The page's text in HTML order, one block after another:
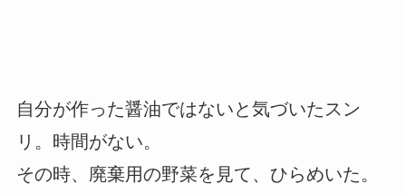
自分が作った醤油ではないと気づいたスン
リ。時間がない。
その時、廃棄用の野菜を見て、ひらめいた。